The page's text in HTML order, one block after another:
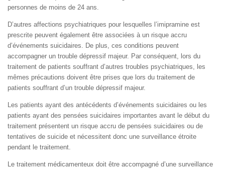
personnes de moins de 24 ans.
D’autres affections psychiatriques pour lesquelles l’imipramine est
prescrite peuvent également être associées à un risque accru
d’événements suicidaires. De plus, ces conditions peuvent
accompagner un trouble dépressif majeur. Par conséquent, lors du
traitement de patients souffrant d’autres troubles psychiatriques, les
mêmes précautions doivent être prises que lors du traitement de
patients souffrant d’un trouble dépressif majeur.
Les patients ayant des antécédents d’événements suicidaires ou les
patients ayant des pensées suicidaires importantes avant le début du
traitement présentent un risque accru de pensées suicidaires ou de
tentatives de suicide et nécessitent donc une surveillance étroite
pendant le traitement.
Le traitement médicamenteux doit être accompagné d’une surveillance